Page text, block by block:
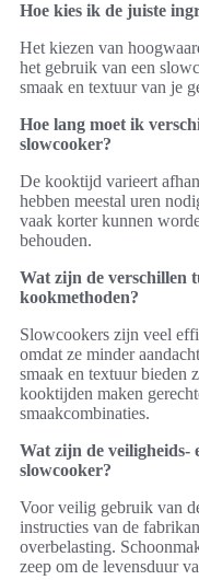
Hoe kies ik de juiste
Het kiezen van
het gebruik van een
smaak en textuur van je
Hoe lang moet ik
slowcooker?
De kooktijd varieert
hebben meestal uren
vaak korter kunnen
behouden.
Wat zijn de verschillen
kookmethoden?
Slowcookers zijn veel
omdat ze minder
smaak en textuur bieden
kooktijden maken
smaakcombinaties.
Wat zijn de veiligheids-
slowcooker?
Voor veilig gebruik van
instructies van de
overbelasting.
zeep om de levensduur